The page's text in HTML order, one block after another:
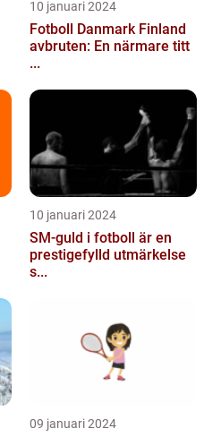
10 januari 2024
Fotboll Danmark Finland
avbruten: En närmare titt
...
10 januari 2024
SM-guld i fotboll är en
prestigefylld utmärkelse
s...
09 januari 2024